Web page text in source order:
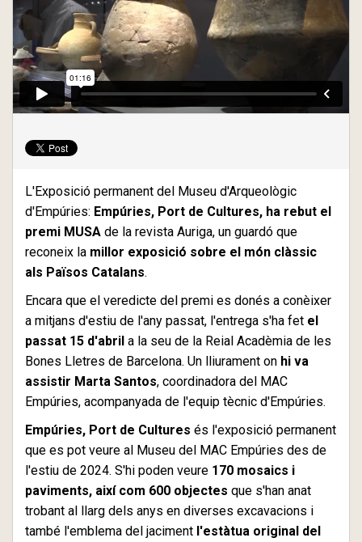
L'Exposició permanent del Museu d'Arqueològic
d'Empúries: Empúries, Port de Cultures, ha rebut el
premi MUSA de la revista Auriga, un guardó que
reconeix la millor exposició sobre el món clàssic
als Països Catalans.
Encara que el veredicte del premi es donés a conèixer
a mitjans d'estiu de l'any passat, l'entrega s'ha fet el
passat 15 d'abril a la seu de la Reial Acadèmia de les
Bones Lletres de Barcelona. Un lliurament on hi va
assistir Marta Santos, coordinadora del MAC
Empúries, acompanyada de l'equip tècnic d'Empúries.
Empúries, Port de Cultures és l'exposició permanent
que es pot veure al Museu del MAC Empúries des de
l'estiu de 2024. S'hi poden veure 170 mosaics i
paviments, així com 600 objectes que s'han anat
trobant al llarg dels anys en diverses excavacions i
també l'emblema del jaciment l'estàtua original del